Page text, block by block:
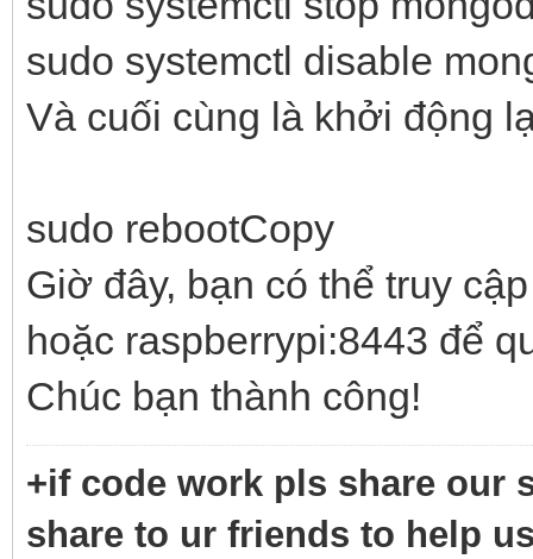
sudo systemctl disable
Và cuối cùng là khởi động
sudo rebootCopy
Giờ đây, bạn có thể truy
hoặc raspberrypi:8443 để
Chúc bạn thành công!
+if code work pls share our
share to ur friends to help